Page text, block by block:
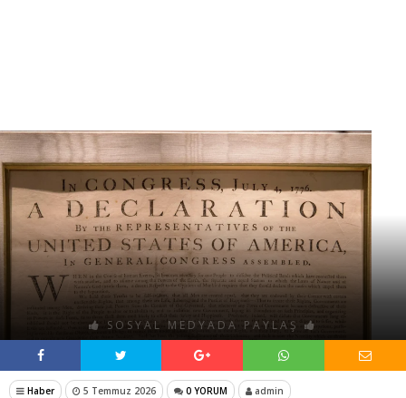
SOSYAL MEDYADA PAYLAŞ
Haber 5 Temmuz 2026 0 YORUM admin